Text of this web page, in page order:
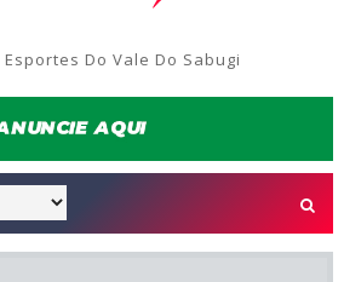
Do Vale Do Sabugi